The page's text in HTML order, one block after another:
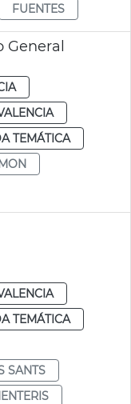
FUENTES
General
TEMÁTICA
TEMÁTICA
SANTS